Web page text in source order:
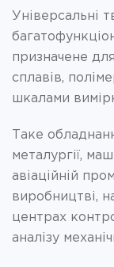
Універсальні
призначене
сплавів,
шкалами
Таке
металургії,
авіаційній
виробництві,
центрах
аналізу